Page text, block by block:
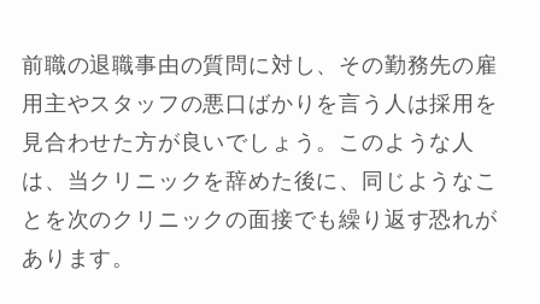
前職の退職事由の質問に対し、その勤務先の雇
用主やスタッフの悪口ばかりを言う人は採用を
見合わせた方が良いでしょう。このような人
は、当クリニックを辞めた後に、同じようなこ
とを次のクリニックの面接でも繰り返す恐れが
あります。